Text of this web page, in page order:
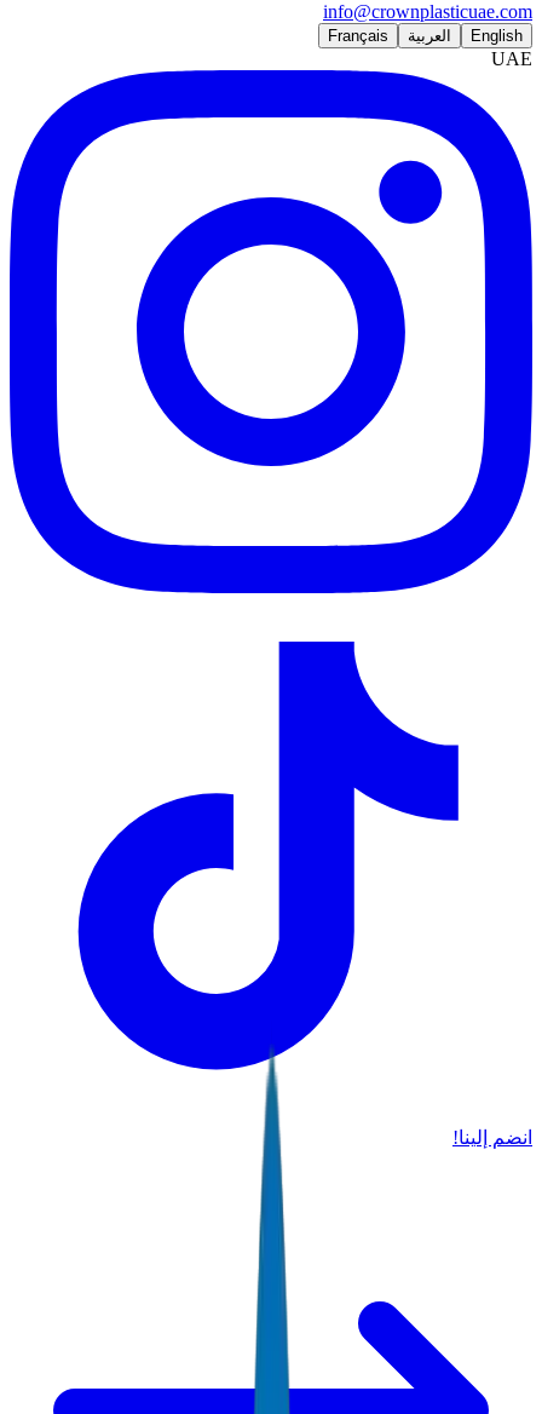
info@crownplasticuae.com
English العربية Français
UAE
انضم إلينا!